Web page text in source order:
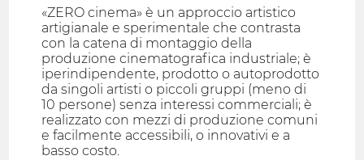
«ZERO cinema» è un approccio artistico
artigianale e sperimentale che contrasta
con la catena di montaggio della
produzione cinematografica industriale; è
iperindipendente, prodotto o autoprodotto
da singoli artisti o piccoli gruppi (meno di
10 persone) senza interessi commerciali; è
realizzato con mezzi di produzione comuni
e facilmente accessibili, o innovativi e a
basso costo.